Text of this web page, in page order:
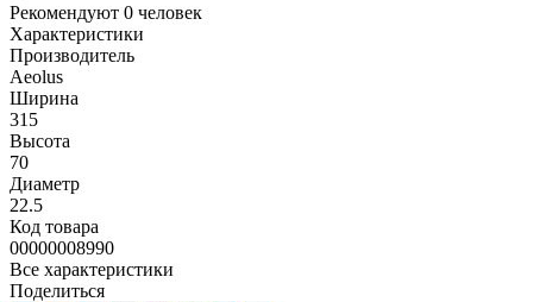
Рекомендуют 0 человек
Характеристики
Производитель
Aeolus
Ширина
315
Высота
70
Диаметр
22.5
Код товара
00000008990
Все характеристики
Поделиться